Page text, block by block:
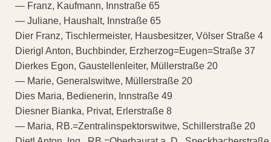
— Franz, Kaufmann, Innstraße 65
— Juliane, Haushalt, Innstraße 65
Dier Franz, Tischlermeister, Hausbesitzer, Völser Straße 4
Dierigl Anton, Buchbinder, Erzherzog=Eugen=Straße 37
Dierkes Egon, Gaustellenleiter, Müllerstraße 20
— Marie, Generalswitwe, Müllerstraße 20
Dies Maria, Bedienerin, Innstraße 49
Diesner Bianka, Privat, Erlerstraße 8
— Maria, RB.=Zentralinspektorswitwe, Schillerstraße 20